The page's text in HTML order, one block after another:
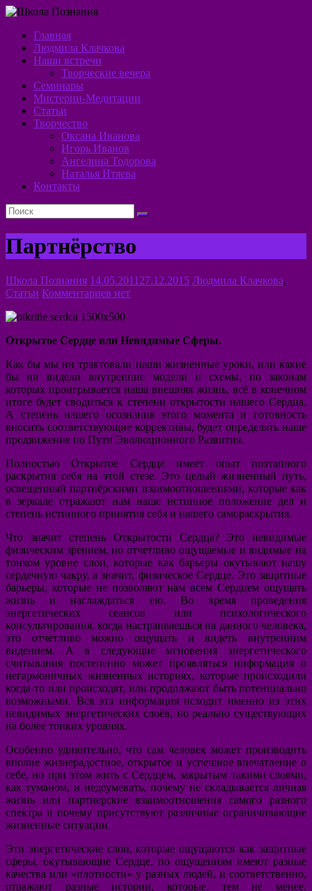
Перейти
содержимому
Школа
Познания
Алхимия
Духа
Главная
Людмила Клачкова
Наши встречи
Творческие вечера
Семинары
Мистерии-Медитации
Статьи
Творчество
Оксана Иванова
Игорь Иванов
Ангелина Тодорова
Наталья Итяева
Контакты
Партнёрство
Школа Познания 14.05.2011 27.12.2015 Людмила Клачкова,
Статьи Комментариев нет
Открытое Сердце или Невидимые Сферы.
Как бы мы ни трактовали наши жизненные уроки, или какие
бы ни видели внутренние модели и схемы, по законам
которых проигрывается наша внешняя жизнь, всё в конечном
итоге будет сводиться к степени открытости нашего Сердца.
А степень нашего осознания этого момента и готовность
вносить соответствующие коррективы, будет определять наше
продвижение по Пути Эволюционного Развития.
Полностью Открытое Сердце имеет опыт поэтапного
раскрытия себя на этой стезе. Это целый жизненный путь,
освещенный партнёрскими взаимоотношениями, которые как
в зеркале отражают нам наше истинное положение дел и
степень истинного принятия себя и нашего самораскрытия.
Что значит степень Открытости Сердца? Это невидимые
физическим зрением, но отчетливо ощущаемые и видимые на
тонком уровне слои, которые как барьеры окутывают нашу
сердечную чакру, а значит, физическое Сердце. Это защитные
барьеры, которые не позволяют нам всем Сердцем ощущать
жизнь и наслаждаться ею. Во время проведения
энергетических сеансов или психологического
консультирования, когда настраиваешься на данного человека,
это отчетливо можно ощущать и видеть внутренним
видением. А в следующие мгновения энергетического
считывания постепенно может проявляться информация о
негармоничных жизненных историях, которые происходили
когда-то или происходят, или продолжают быть потенциально
возможными. Вся эта информация исходит именно из этих
невидимых энергетических слоёв, но реально существующих
на более тонких уровнях.
Особенно удивительно, что сам человек может производить
вполне жизнерадостное, открытое и успешное впечатление о
себе, но при этом жить с Сердцем, закрытым такими слоями,
как туманом, и недоумевать, почему не складывается личная
жизнь или партнерские взаимоотношения самого разного
спектра и почему присутствуют различные ограничивающие
жизненные ситуации.
Эти энергетические слои, которые ощущаются как защитные
сферы, окутывающие Сердце, по ощущениям имеют разные
качества или «плотности» у разных людей, и соответственно,
отражают разные истории, которые, тем не менее,